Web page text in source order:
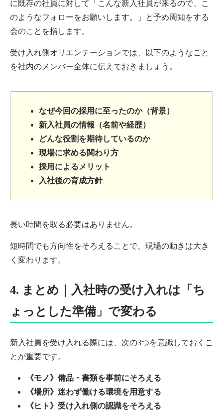
に既存の社員に対して「こんな新入社員が来るので、こ
のようなフォローをお願いします。」と予め周知をする
会のことを指します。
受け入れ側オリエンテーションでは、以下のようなこと
を社内のメンバー全体に伝えておきましょう。
なぜ今回の採用に至ったのか（背景）
新入社員の情報（名前や経歴）
どんな役割を期待しているのか
現場に求める関わり方
採用によるメリット
入社後の育成方針
長い時間を取る必要はありません。
短時間でも方向性をそろえることで、現場の動きは大き
く変わります。
4. まとめ｜入社時の受け入れは「ち
ょっとした準備」で変わる
新入社員を受け入れる際には、次の3つを意識しておくこ
とが重要です。
《モノ》備品・書類を事前にそろえる
《場所》迷わず働ける環境を用意する
《ヒト》受け入れ側の認識をそろえる